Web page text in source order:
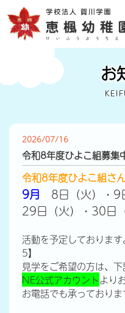
お
2026/07/16
令和8年度ひよこ組募集
令和8年度ひよこ組さ
9月 8日（火）・9
29日（火）・30日（
活動を予定しておりま
5】
見学をご希望の方は、
NE公式アカウントより
お電話でも承っており